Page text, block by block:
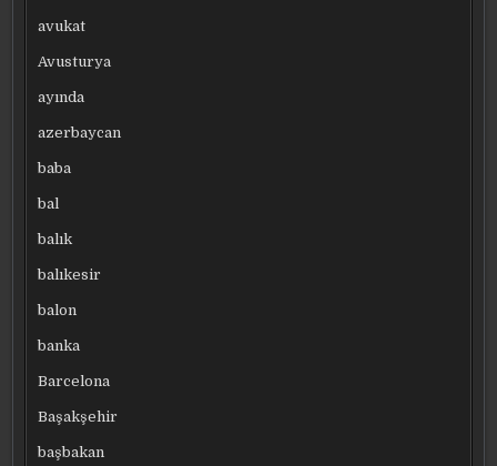
avukat
Avusturya
ayında
azerbaycan
baba
bal
balık
balıkesir
balon
banka
Barcelona
Başakşehir
başbakan